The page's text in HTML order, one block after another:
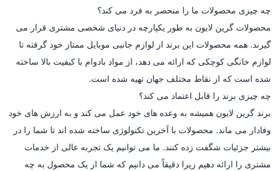
چه چیزی محصولات ما را منحصر به فرد می کند؟
محصولات گرین لایون به طور یکپارچه در دنیای شخصی مشتری قرار می
گیرند. همه محصولات این برند از لوازم جانبی موبایل ممتاز خود گرفته تا
لوازم خانگی کوچکی که ارائه می دهد، از مواد بادوام با کیفیت بالا ساخته
شده است که از نقاط مختلف جهان تهیه شده است.
چه چیزی برند را قابل اعتماد می کند؟
برند گرین لایون همیشه به وعده های خود عمل می کند و به ارزش های خود
وفادار می ماند. محصولات با آخرین تکنولوژی ساخته شده اند تا شما را در
بیشتر جزئیات شگفت زده کنند. ما می توانیم یک تجربه عالی از خدمات
مشتری را ارائه دهیم زیرا دقیقاً می دانیم که شما از یک محصول به چه